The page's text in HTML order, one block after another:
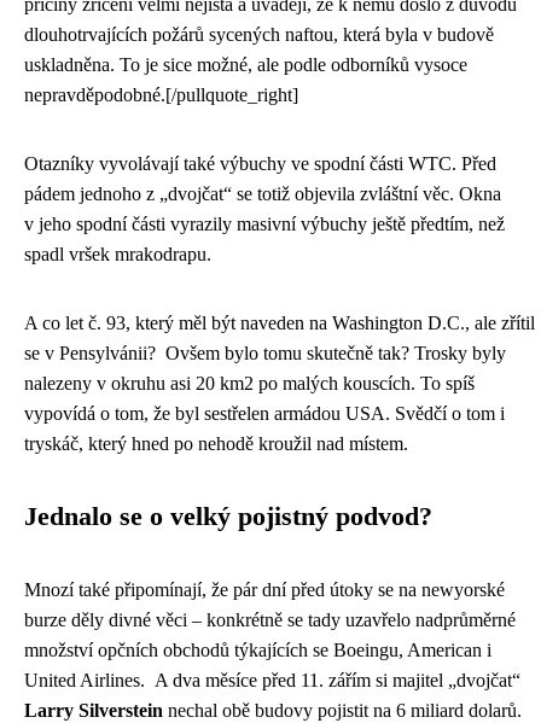
příčiny zřícení velmi nejistá a uvádějí, že k němu došlo z důvodu
dlouhotrvajících požárů sycených naftou, která byla v budově
uskladněna. To je sice možné, ale podle odborníků vysoce
nepravděpodobné.[/pullquote_right]
Otazníky vyvolávají také výbuchy ve spodní části WTC. Před
pádem jednoho z „dvojčat“ se totiž objevila zvláštní věc. Okna
v jeho spodní části vyrazily masivní výbuchy ještě předtím, než
spadl vršek mrakodrapu.
A co let č. 93, který měl být naveden na Washington D.C., ale zřítil
se v Pensylvánii? Ovšem bylo tomu skutečně tak? Trosky byly
nalezeny v okruhu asi 20 km2 po malých kouscích. To spíš
vypovídá o tom, že byl sestřelen armádou USA. Svědčí o tom i
tryskáč, který hned po nehodě kroužil nad místem.
Jednalo se o velký pojistný podvod?
Mnozí také připomínají, že pár dní před útoky se na newyorské
burze děly divné věci – konkrétně se tady uzavřelo nadprůměrné
množství opčních obchodů týkajících se Boeingu, American i
United Airlines. A dva měsíce před 11. zářím si majitel „dvojčat“
Larry Silverstein nechal obě budovy pojistit na 6 miliard dolarů.